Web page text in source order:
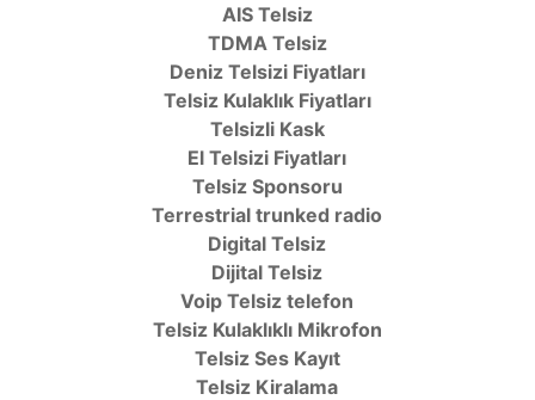
AIS Telsiz
TDMA Telsiz
Deniz Telsizi Fiyatları
Telsiz Kulaklık Fiyatları
Telsizli Kask
El Telsizi Fiyatları
Telsiz Sponsoru
Terrestrial trunked radio
Digital Telsiz
Dijital Telsiz
Voip Telsiz telefon
Telsiz Kulaklıklı Mikrofon
Telsiz Ses Kayıt
Telsiz Kiralama